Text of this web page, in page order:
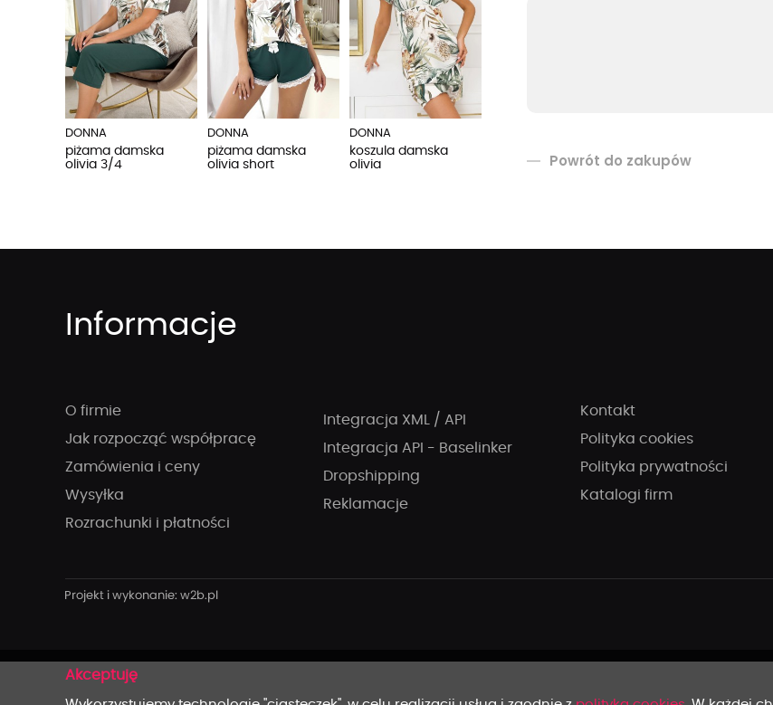
DONNA
piżama damska
olivia 3/4
DONNA
piżama damska
olivia short
DONNA
koszula damska
olivia
Powrót do zakupów
Informacje
O firmie
Jak rozpocząć współpracę
Zamówienia i ceny
Wysyłka
Rozrachunki i płatności
Integracja XML / API
Integracja API - Baselinker
Dropshipping
Reklamacje
Kontakt
Polityka cookies
Polityka prywatności
Katalogi firm